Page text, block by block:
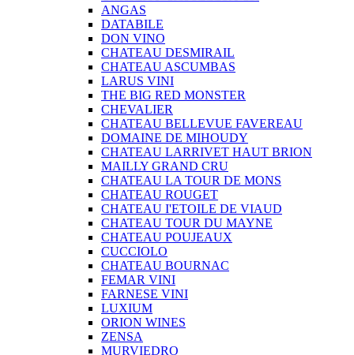
ANGAS
DATABILE
DON VINO
CHATEAU DESMIRAIL
CHATEAU ASCUMBAS
LARUS VINI
THE BIG RED MONSTER
CHEVALIER
CHATEAU BELLEVUE FAVEREAU
DOMAINE DE MIHOUDY
CHATEAU LARRIVET HAUT BRION
MAILLY GRAND CRU
CHATEAU LA TOUR DE MONS
CHATEAU ROUGET
CHATEAU I'ETOILE DE VIAUD
CHATEAU TOUR DU MAYNE
CHATEAU POUJEAUX
CUCCIOLO
CHATEAU BOURNAC
FEMAR VINI
FARNESE VINI
LUXIUM
ORION WINES
ZENSA
MURVIEDRO